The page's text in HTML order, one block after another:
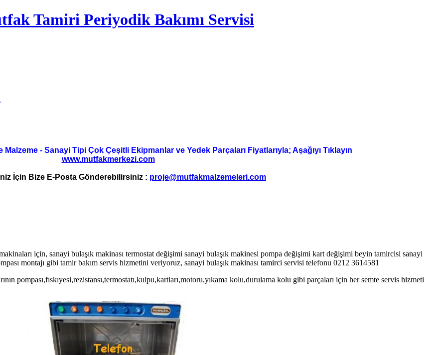
Tamiri Periyodik Bakımı Servisi
- Sanayi Tipi Çok Çeşitli Ekipmanlar ve Yedek Parçaları Fiyatlarıyla; Aşağıyı Tıklayın
www.mutfakmerkezi.com
İçin Bize E-Posta Gönderebilirsiniz : proje@mutfakmalzemeleri.com
için, sanayi bulaşık makinası termostat değişimi sanayi bulaşık makinesi pompa değişimi kart değişimi beyin tamircisi sanayi
montajı gibi tamir bakım servis hizmetini veriyoruz, sanayi bulaşık makinası tamirci servisi telefonu 0212 3614581
pompası,fıskıyesi,rezistansı,termostatı,kulpu,kartları,motoru,yıkama kolu,durulama kolu gibi parçaları için her semte servis hizmeti